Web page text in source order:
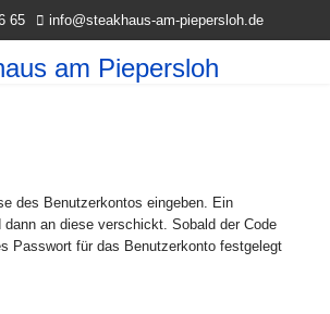
65 info@steakhaus-am-piepersloh.de
des Benutzerkontos eingeben. Ein
dann an diese verschickt. Sobald der Code
Passwort für das Benutzerkonto festgelegt